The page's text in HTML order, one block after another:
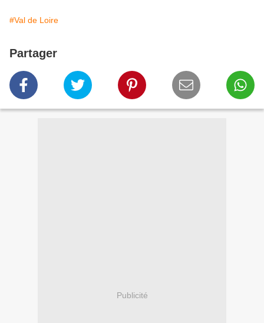
#Val de Loire
Partager
Publicité